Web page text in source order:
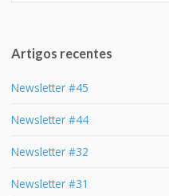
Artigos recentes
Newsletter #45
Newsletter #44
Newsletter #32
Newsletter #31